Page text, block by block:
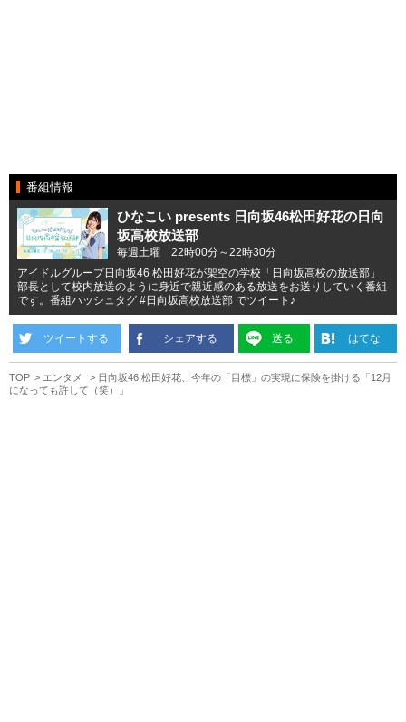
番組情報
ひなこい presents 日向坂46松田好花の日向
坂高校放送部
毎週土曜 22時00分～22時30分
アイドルグループ日向坂46 松田好花が架空の学校「日向坂高校の放送部」
部長として校内放送のように身近で親近感のある放送をお送りしていく番組
です。番組ハッシュタグ #日向坂高校放送部 でツイート♪
ツイートする シェアする 送る はてな
TOP エンタメ
日向坂46 松田好花、今年の「目標」の実現に保険を掛ける「12月
になっても許して（笑）」